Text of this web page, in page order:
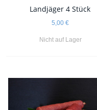
Landjäger 4 Stück
5,00 €
Nicht auf Lager